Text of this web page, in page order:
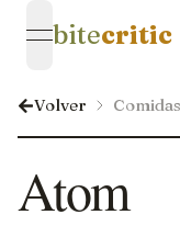
open navigation
bitecritic
Volver Comidas
Atom